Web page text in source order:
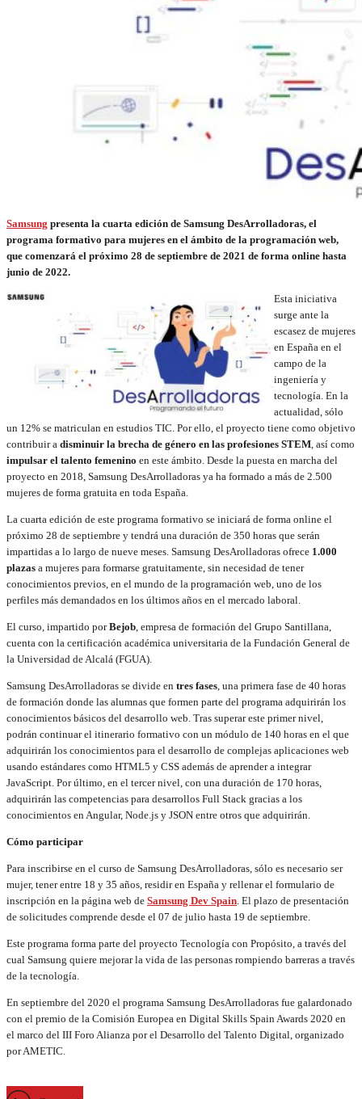
Samsung presenta la cuarta edición de Samsung DesArrolladoras, el
programa formativo para mujeres en el ámbito de la programación web,
que comenzará el próximo 28 de septiembre de 2021 de forma online hasta
junio de 2022.
Esta iniciativa
surge ante la
escasez de mujeres
en España en el
campo de la
ingeniería y
tecnología. En la
actualidad, sólo
un 12% se matriculan en estudios TIC. Por ello, el proyecto tiene como objetivo
contribuir a disminuir la brecha de género en las profesiones STEM, así como
impulsar el talento femenino en este ámbito. Desde la puesta en marcha del
proyecto en 2018, Samsung DesArrolladoras ya ha formado a más de 2.500
mujeres de forma gratuita en toda España.
La cuarta edición de este programa formativo se iniciará de forma online el
próximo 28 de septiembre y tendrá una duración de 350 horas que serán
impartidas a lo largo de nueve meses. Samsung DesArolladoras ofrece 1.000
plazas a mujeres para formarse gratuitamente, sin necesidad de tener
conocimientos previos, en el mundo de la programación web, uno de los
perfiles más demandados en los últimos años en el mercado laboral.
El curso, impartido porBejob, empresa de formación del Grupo Santillana,
cuenta con la certificación académica universitaria de la Fundación General de
la Universidad de Alcalá (FGUA).
Samsung DesArrolladoras se divide en tres fases, una primera fase de 40 horas
de formación donde las alumnas que formen parte del programa adquirirán los
conocimientos básicos del desarrollo web. Tras superar este primer nivel,
podrán continuar el itinerario formativo con un módulo de 140 horas en el que
adquirirán los conocimientos para el desarrollo de complejas aplicaciones web
usando estándares como HTML5 y CSS además de aprender a integrar
JavaScript. Por último, en el tercer nivel, con una duración de 170 horas,
adquirirán las competencias para desarrollos Full Stack gracias a los
conocimientos en Angular, Node.js y JSON entre otros que adquirirán.
Cómo participar
Para inscribirse en el curso de Samsung DesArrolladoras, sólo es necesario ser
mujer, tener entre 18 y 35 años, residir en España y rellenar el formulario de
inscripción en la página web de Samsung Dev Spain . El plazo de presentación
de solicitudes comprende desde el 07 de julio hasta 19 de septiembre.
Este programa forma parte del proyecto Tecnología con Propósito, a través del
cual Samsung quiere mejorar la vida de las personas rompiendo barreras a través
de la tecnología.
En septiembre del 2020 el programa Samsung DesArrolladoras fue galardonado
con el premio de la Comisión Europea en Digital Skills Spain Awards 2020 en
el marco del III Foro Alianza por el Desarrollo del Talento Digital, organizado
por AMETIC.